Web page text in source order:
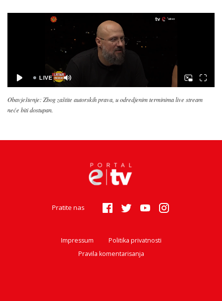
Obavještenje: Zbog zaštite autorskih prava, u odredjenim terminima live stream
neće biti dostupan.
Pratite nas
Impressum
Politika privatnosti
Pravila komentarisanja